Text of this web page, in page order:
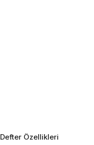
Defter Özellikleri